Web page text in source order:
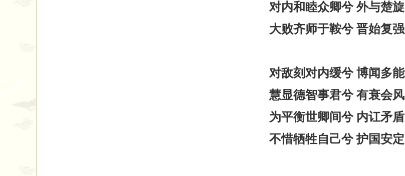
对内和睦众卿兮 外与楚旋
大败齐师于鞍兮 晋始复强
对敌刻对内缓兮 博闻多能
慧显德智事君兮 有衰会风
为平衡世卿间兮 内讧矛盾
不惜牺牲自己兮 护国安定